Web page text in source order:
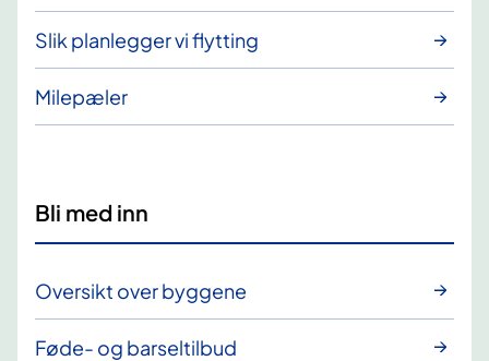
Slik planlegger vi flytting
Milepæler
Bli med inn
Oversikt over byggene
Føde- og barseltilbud